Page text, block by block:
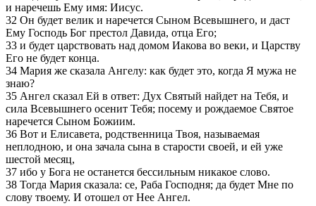
и наречешь Ему имя: Иисус.
32 Он будет велик и наречется Сыном Всевышнего, и даст
Ему Господь Бог престол Давида, отца Его;
33 и будет царствовать над домом Иакова во веки, и Царству
Его не будет конца.
34 Мария же сказала Ангелу: как будет это, когда Я мужа не
знаю?
35 Ангел сказал Ей в ответ: Дух Святый найдет на Тебя, и
сила Всевышнего осенит Тебя; посему и рождаемое Святое
наречется Сыном Божиим.
36 Вот и Елисавета, родственница Твоя, называемая
неплодною, и она зачала сына в старости своей, и ей уже
шестой месяц,
37 ибо у Бога не останется бессильным никакое слово.
38 Тогда Мария сказала: се, Раба Господня; да будет Мне по
слову твоему. И отошел от Нее Ангел.